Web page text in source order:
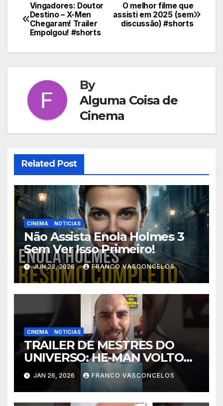
Navegação
de
Post
O melhor filme que
assisti em 2025 (sem
discussão) #shorts
Vingadores: Doutor
Destino – X-Men
Chegaram! Trailer
Empolgou! #shorts
By
Alguma Coisa de
Cinema
Related Post
CINEMA NOTICIAS
Não Assista Enola Holmes 3
Sem Ver Isso Primeiro!
JUN 23, 2026 FRANCO VASCONCELOS
CINEMA NOTICIAS
TRAILER DE MESTRES DO
UNIVERSO: HE-MAN VOLTOU
E EU GOSTEI!
JAN 26, 2026 FRANCO VASCONCELOS